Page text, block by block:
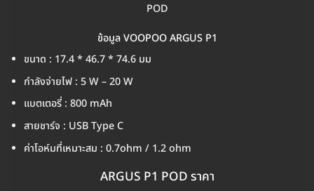
POD
ข้อมูล VOOPOO ARGUS P1
ขนาด : 17.4 * 46.7 * 74.6 มม
กำลังจ่ายไฟ : 5 W – 20 W
แบตเตอรี่ : 800 mAh
สายชาร์จ : USB Type C
ค่าโอห์มที่เหมาะสม : 0.7ohm / 1.2 ohm
ARGUS P1 POD ราคา